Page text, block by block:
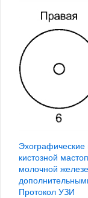
кистозной
молочной
Протокол УЗИ